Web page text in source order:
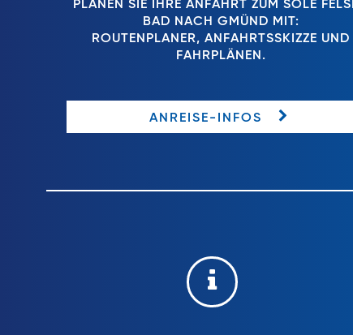
PLANEN SIE IHRE ANFAHRT ZUM SOLE
BAD NACH GMÜND MIT:
ROUTENPLANER, ANFAHRTSSKIZZE UND
FAHRPLÄNEN.
ANREISE-INFOS